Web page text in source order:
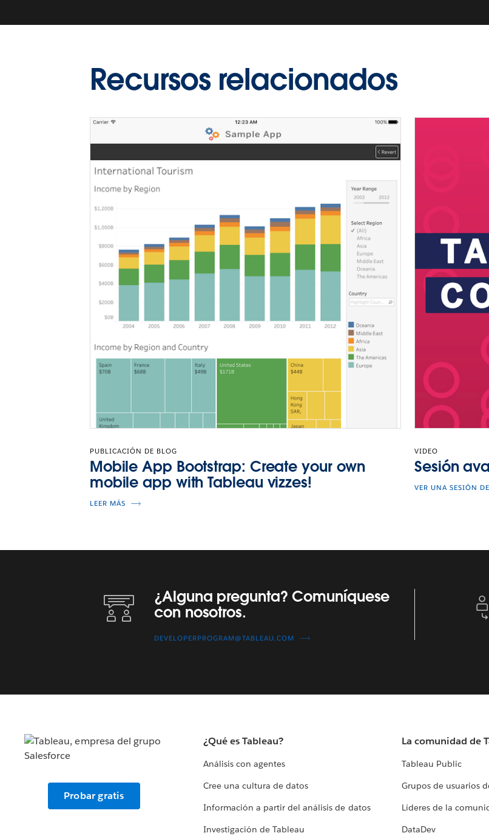
Recursos relacionados
PUBLICACIÓN DE BLOG
Mobile App Bootstrap: Create your own
mobile app with Tableau vizzes!
LEER MÁS
VIDEO
Sesión
VER UNA SESIÓN
¿Alguna pregunta? Comuníquese con nosotros.
¿Alguna pregunta? Comuníquese
con nosotros.
DEVELOPERPROGRAM@TABLEAU.COM
Probar gratis
¿Qué es Tableau?
Análisis con agentes
Cree una cultura de datos
Información a partir del análisis de datos
Investigación de Tableau
La comunidad de
Tableau Public
Grupos de usuarios
Líderes de la
DataDev